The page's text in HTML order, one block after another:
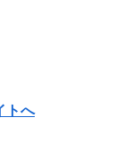
トへ